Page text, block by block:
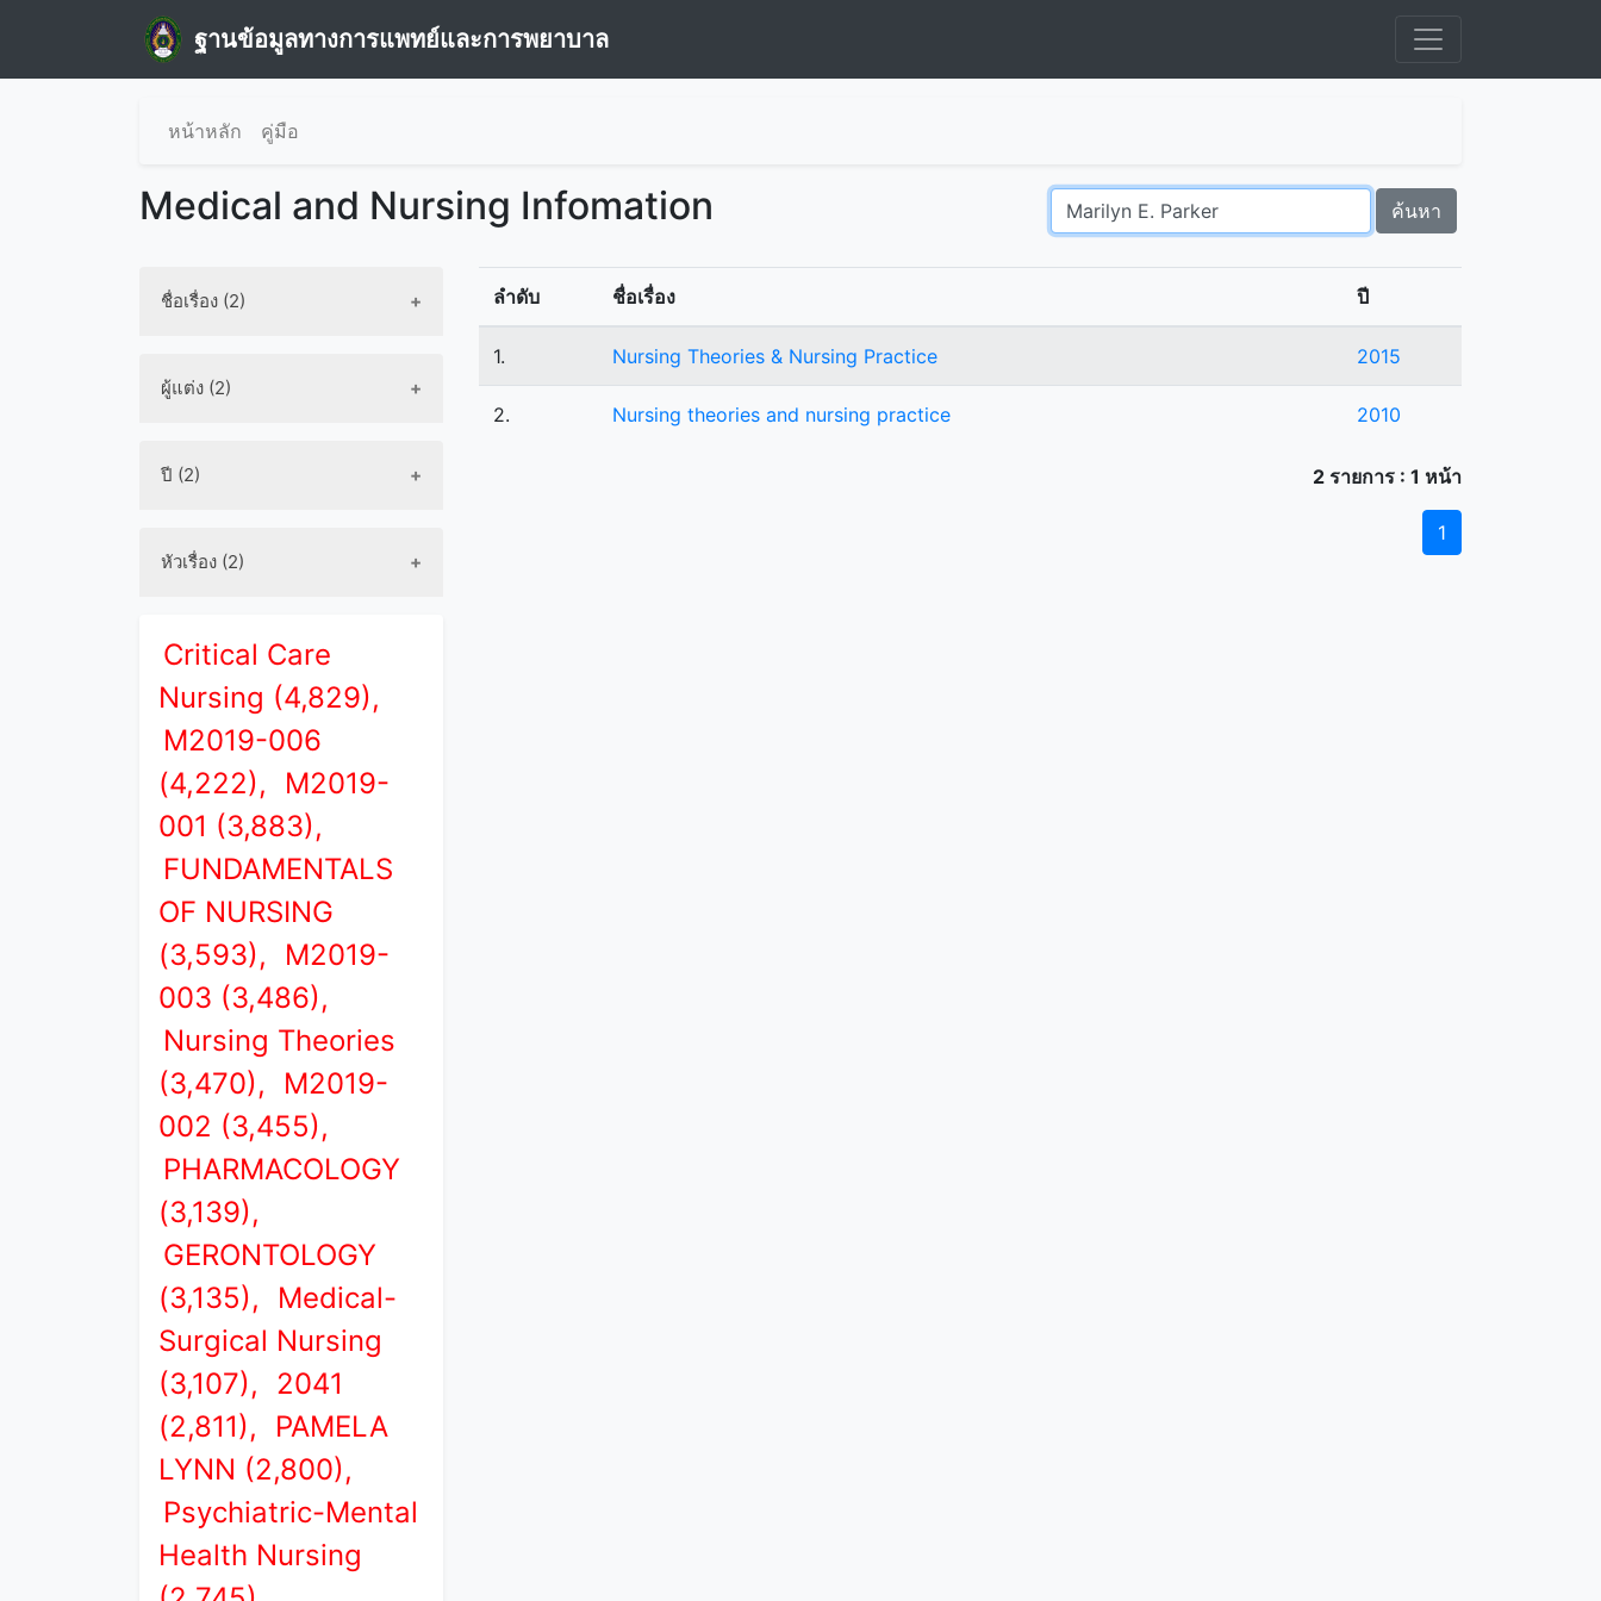
ฐานข้อมูลทางการแพทย์และการพยาบาล
หน้าหลัก คู่มือ
Medical and Nursing Infomation ค้นหา
ชื่อเรื่อง (2)
ผู้แต่ง (2)
ปี (2)
หัวเรื่อง (2)
Critical Care
Nursing (4,829),
M2019-006
(4,222),
M2019-
001 (3,883),
FUNDAMENTALS
OF NURSING
(3,593),
M2019-
003 (3,486),
Nursing Theories
(3,470),
M2019-
002 (3,455),
PHARMACOLOGY
(3,139),
GERONTOLOGY
(3,135),
Medical-
Surgical Nursing
(3,107),
2041
(2,811),
PAMELA
LYNN (2,800),
Psychiatric-Mental
Health Nursing
ลำดับ ชื่อเรื่อง ปี
1. Nursing Theories & Nursing Practice 2015
2. Nursing theories and nursing practice 2010
2 รายการ : 1 หน้า
1